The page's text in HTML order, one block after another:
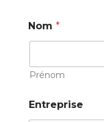
Nom *
Prénom
Entreprise